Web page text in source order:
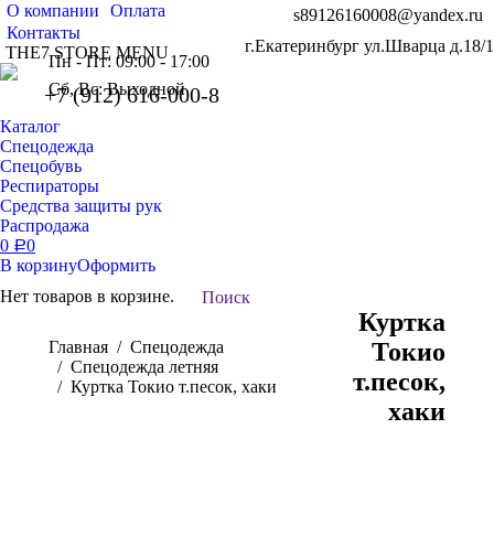
О компании
Оплата
Контакты
THE7 STORE MENU
s89126160008@yandex.ru
г.Екатеринбург ул.Шварца д.18/1
Пн - Пт: 09:00 - 17:00
Сб, Вс: Выходной
+7 (912) 616-000-8
Каталог
Спецодежда
Спецобувь
Респираторы
Средства защиты рук
Распродажа
0 Р0
В корзинуОформить
Нет товаров в корзине.
Поиск:
Поиск
Вы здесь:
Главная
Спецодежда
Спецодежда летняя
Куртка Токио т.песок, хаки
Куртка
Токио
т.песок,
хаки